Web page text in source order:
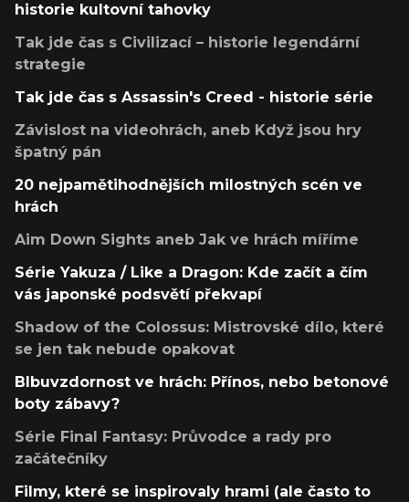
historie kultovní tahovky
Tak jde čas s Civilizací – historie legendární
strategie
Tak jde čas s Assassin's Creed - historie série
Závislost na videohrách, aneb Když jsou hry
špatný pán
20 nejpamětihodnějších milostných scén ve
hrách
Aim Down Sights aneb Jak ve hrách míříme
Série Yakuza / Like a Dragon: Kde začít a čím
vás japonské podsvětí překvapí
Shadow of the Colossus: Mistrovské dílo, které
se jen tak nebude opakovat
Blbuvzdornost ve hrách: Přínos, nebo betonové
boty zábavy?
Série Final Fantasy: Průvodce a rady pro
začátečníky
Filmy, které se inspirovaly hrami (ale často to